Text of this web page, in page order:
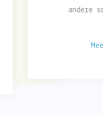
andere